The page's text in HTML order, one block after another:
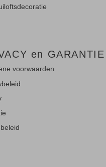
en GARANTIE
voorwaarden